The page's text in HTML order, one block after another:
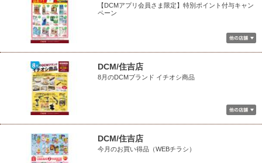
【DCMアプリ会員さま限定】特別ポイント付与キャン
ペーン
DCM/住吉店
8月のDCMブランド イチオシ商品
DCM/住吉店
今月のお買い得品（WEBチラシ）